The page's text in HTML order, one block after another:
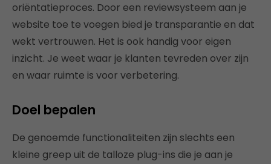
oriëntatieproces. Door een reviewsysteem aan je
website toe te voegen bied je transparantie en dat
wekt vertrouwen. Het is ook handig voor eigen
inzicht. Je weet waar je klanten tevreden over zijn
en waar ruimte is voor verbetering.
Doel bepalen
De genoemde functionaliteiten zijn slechts een
kleine greep uit de talloze plug-ins die je aan je